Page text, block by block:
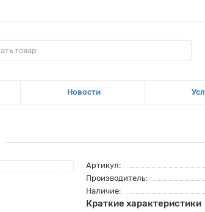
Новости
Артикул:
Производитель:
Наличие:
Краткие характеристики